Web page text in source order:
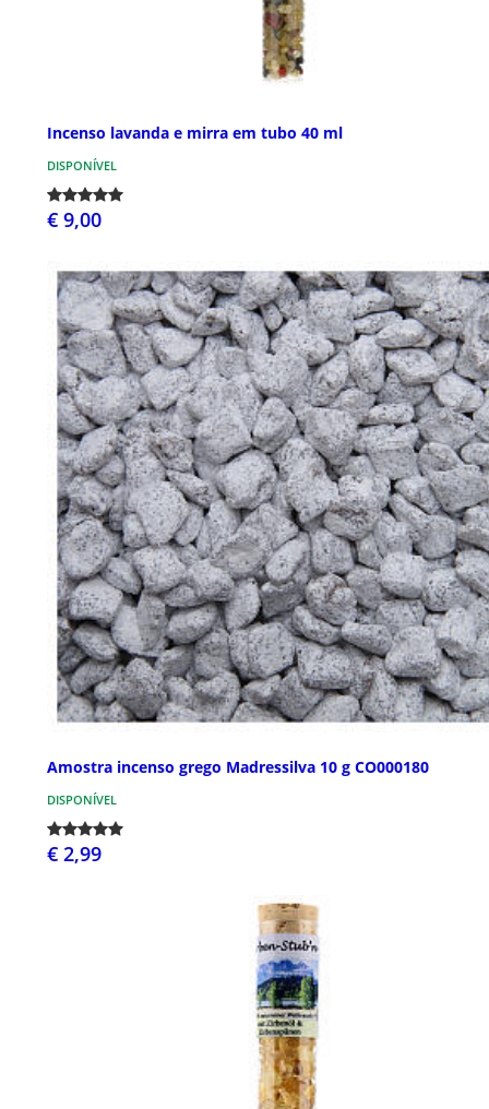
Incenso lavanda e mirra em tubo 40 ml
DISPONÍVEL
€ 9,00
Amostra incenso grego Madressilva 10 g CO000180
DISPONÍVEL
€ 2,99